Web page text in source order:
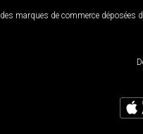
marques de commerce déposées